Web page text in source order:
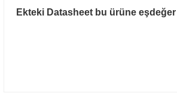
Ekteki Datasheet bu ürüne